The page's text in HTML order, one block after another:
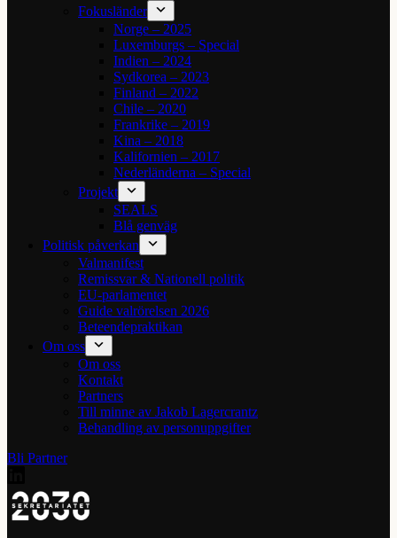
Fokusländer
Norge – 2025
Luxemburgs – Special
Indien – 2024
Sydkorea – 2023
Finland – 2022
Chile – 2020
Frankrike – 2019
Kina – 2018
Kalifornien – 2017
Nederländerna – Special
Projekt
SEALS
Blå genväg
Politisk påverkan
Valmanifest
Remissvar & Nationell politik
EU-parlamentet
Guide valrörelsen 2026
Beteendepraktikan
Om oss
Om oss
Kontakt
Partners
Till minne av Jakob Lagercrantz
Behandling av personuppgifter
Bli Partner